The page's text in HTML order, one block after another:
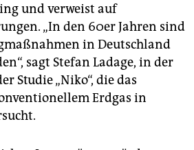
und verweist auf
„In den 60er Jahren sind
in Deutschland
sagt Stefan Ladage, in der
Studie „Niko“, die das
Erdgas in